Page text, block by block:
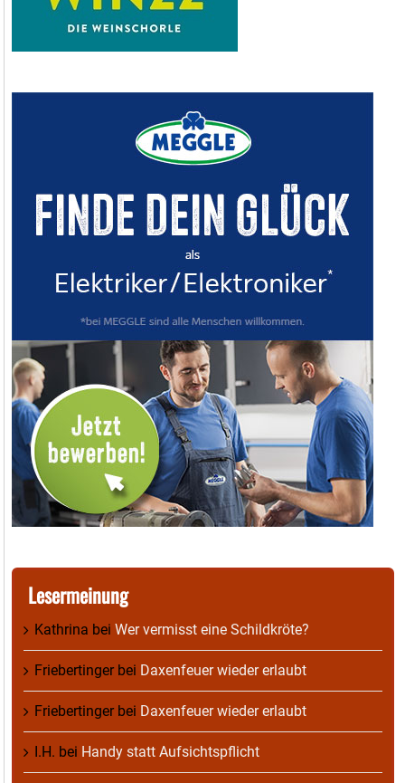
Lesermeinung
Kathrina bei Wer vermisst eine Schildkröte?
Friebertingerbei Daxenfeuer wieder erlaubt
Friebertingerbei Daxenfeuer wieder erlaubt
I.H. bei Handy statt Aufsichtspflicht